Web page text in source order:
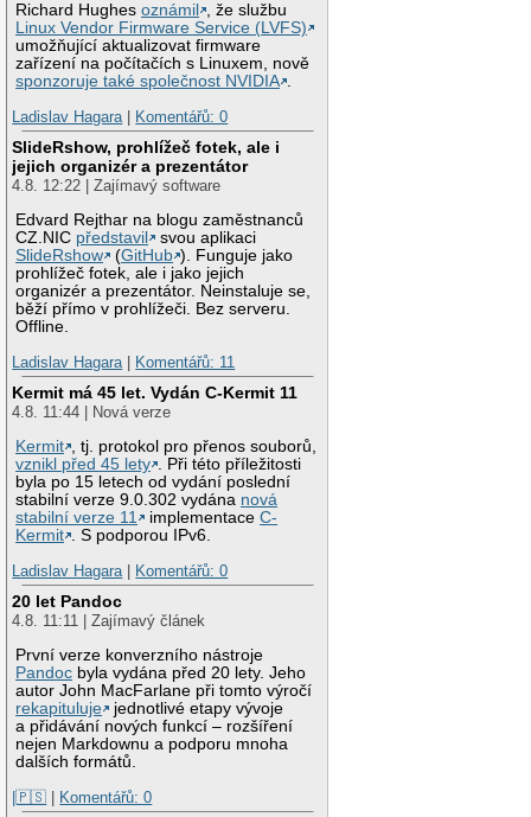
Richard Hughesoznámil
, že službu
Linux Vendor Firmware Service (LVFS)
umožňující aktualizovat firmware
zařízení na počítačích s Linuxem, nově
sponzoruje také společnost NVIDIA .
Ladislav Hagara | Komentářů: 0
SlideRshow, prohlížeč fotek, ale i
jejich organizér a prezentátor
4.8. 12:22 | Zajímavý software
Edvard Rejthar na blogu zaměstnanců
CZ.NIC představil
svou aplikaci
SlideRshow
(GitHub ). Funguje jako
prohlížeč fotek, ale i jako jejich
organizér a prezentátor. Neinstaluje se,
běží přímo v prohlížeči. Bez serveru.
Offline.
Ladislav Hagara | Komentářů: 11
Kermit má 45 let. Vydán C-Kermit 11
4.8. 11:44 | Nová verze
Kermit , tj. protokol pro přenos souborů,
vznikl před 45 lety . Při této příležitosti
byla po 15 letech od vydání poslední
stabilní verze 9.0.302 vydána nová
stabilní verze 11
implementaceC-
Kermit . S podporou IPv6.
Ladislav Hagara | Komentářů: 0
20 let Pandoc
4.8. 11:11 | Zajímavý článek
První verze konverzního nástroje
Pandoc byla vydána před 20 lety. Jeho
autor John MacFarlane při tomto výročí
rekapituluje
jednotlivé etapy vývoje
a přidávání nových funkcí – rozšíření
nejen Markdownu a podporu mnoha
dalších formátů.
|🇵🇸 | Komentářů: 0